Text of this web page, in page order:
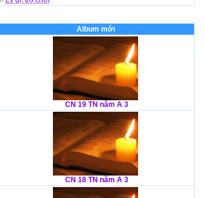
Album mới
CN 19 TN năm A 3
CN 18 TN năm A 3